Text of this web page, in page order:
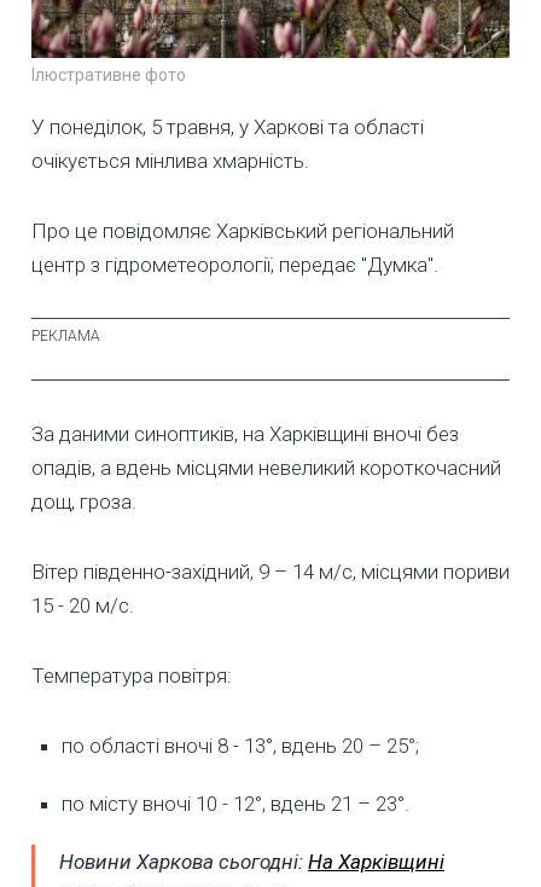
Ілюстративне фото
У понеділок, 5 травня, у Харкові та області
очікується мінлива хмарність.
Про це повідомляє Харківський регіональний
центр з гідрометеорології, передає "Думка".
За даними синоптиків, на Харківщині вночі без
опадів, а вдень місцями невеликий короткочасний
дощ, гроза.
Вітер південно-західний, 9 – 14 м/с, місцями пориви
15 - 20 м/с.
Температура повітря:
по області вночі 8 - 13°, вдень 20 – 25°;
по місту вночі 10 - 12°, вдень 21 – 23°.
Новини Харкова сьогодні: На Харківщині